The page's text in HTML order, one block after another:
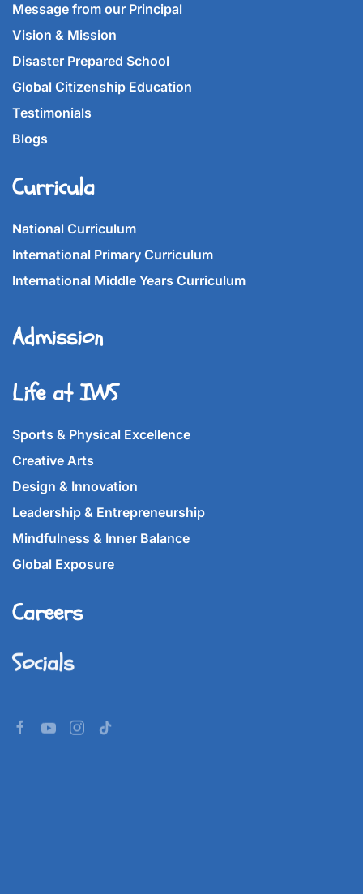
Message from our Principal
Vision & Mission
Disaster Prepared School
Global Citizenship Education
Testimonials
Blogs
Curricula
National Curriculum
International Primary Curriculum
International Middle Years Curriculum
Admission
Life at IWS
Sports & Physical Excellence
Creative Arts
Design & Innovation
Leadership & Entrepreneurship
Mindfulness & Inner Balance
Global Exposure
Careers
Socials